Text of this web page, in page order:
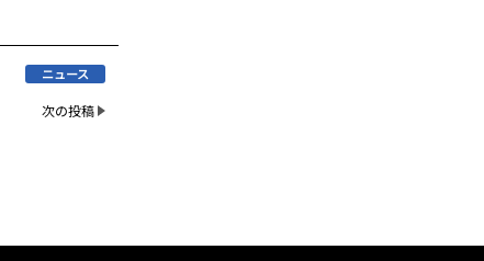
ニュース
次の投稿